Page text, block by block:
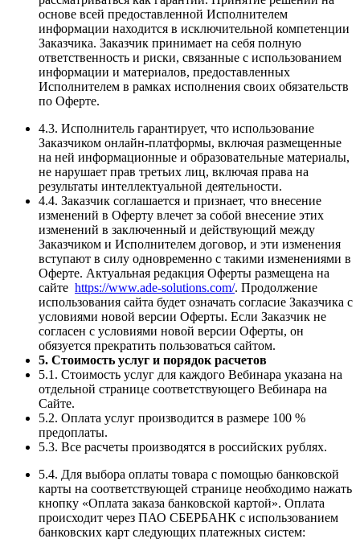
основе всей предоставленной Исполнителем
информации находится в исключительной компетенции
Заказчика. Заказчик принимает на себя полную
ответственность и риски, связанные с использованием
информации и материалов, предоставленных
Исполнителем в рамках исполнения своих обязательств
по Оферте.
4.3. Исполнитель гарантирует, что использование
Заказчиком онлайн-платформы, включая размещенные
на ней информационные и образовательные материалы,
не нарушает прав третьих лиц, включая права на
результаты интеллектуальной деятельности.
4.4. Заказчик соглашается и признает, что внесение
изменений в Оферту влечет за собой внесение этих
изменений в заключенный и действующий между
Заказчиком и Исполнителем договор, и эти изменения
вступают в силу одновременно с такими изменениями в
Оферте. Актуальная редакция Оферты размещена на
сайте https://www.ade-solutions.com/. Продолжение
использования сайта будет означать согласие Заказчика с
условиями новой версии Оферты. Если Заказчик не
согласен с условиями новой версии Оферты, он
обязуется прекратить пользоваться сайтом.
5. Стоимость услуг и порядок расчетов
5.1. Стоимость услуг для каждого Вебинара указана на
отдельной странице соответствующего Вебинара на
Сайте.
5.2. Оплата услуг производится в размере 100 %
предоплаты.
5.3. Все расчеты производятся в российских рублях.
5.4. Для выбора оплаты товара с помощью банковской
карты на соответствующей странице необходимо нажать
кнопку «Оплата заказа банковской картой». Оплата
происходит через ПАО СБЕРБАНК с использованием
банковских карт следующих платежных систем: